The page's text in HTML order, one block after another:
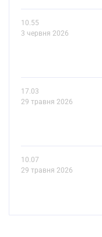
10.55
3 червня 2026
17.03
29 травня 2026
10.07
29 травня 2026